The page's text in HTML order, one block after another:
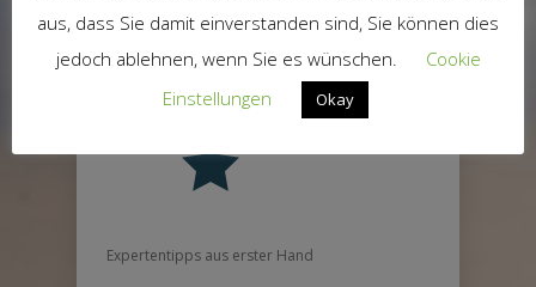
Persönlicher & kompetenter Service
Expertentipps aus erster Hand
aus, dass Sie damit einverstanden sind, Sie können dies
jedoch ablehnen, wenn Sie es wünschen.
Cookie
Einstellungen
Okay